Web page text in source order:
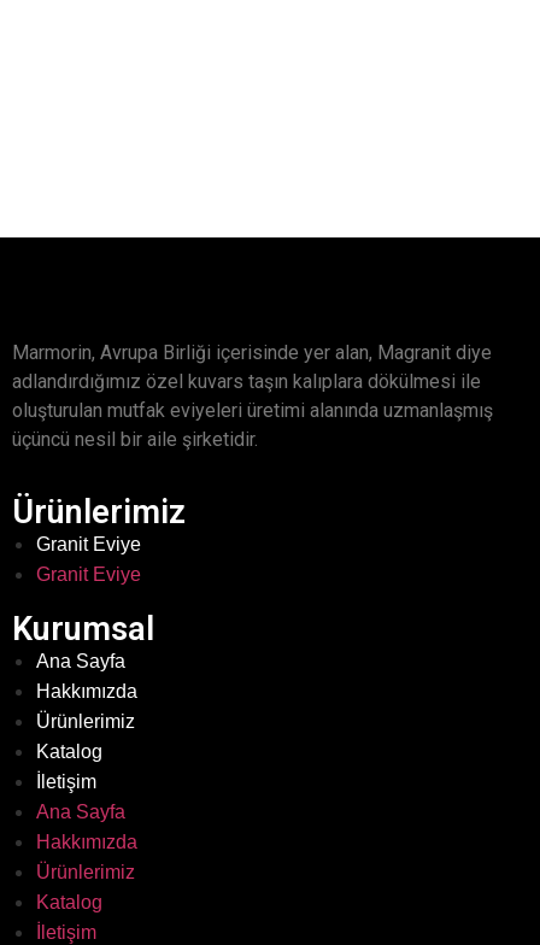
Marmorin, Avrupa Birliği içerisinde yer alan, Magranit diye
adlandırdığımız özel kuvars taşın kalıplara dökülmesi ile
oluşturulan mutfak eviyeleri üretimi alanında uzmanlaşmış
üçüncü nesil bir aile şirketidir.
Ürünlerimiz
Granit Eviye
Granit Eviye
Kurumsal
Ana Sayfa
Hakkımızda
Ürünlerimiz
Katalog
İletişim
Ana Sayfa
Hakkımızda
Ürünlerimiz
Katalog
İletişim